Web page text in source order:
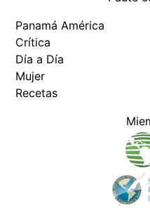
Panamá América
Crítica
Día a Día
Mujer
Recetas